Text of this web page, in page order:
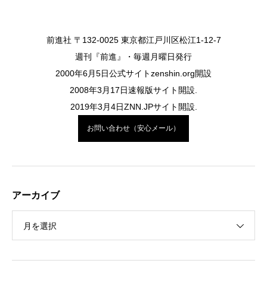
前進社 〒132-0025 東京都江戸川区松江1-12-7
週刊『前進』・毎週月曜日発行
2000年6月5日公式サイトzenshin.org開設
2008年3月17日速報版サイト開設.
2019年3月4日ZNN.JPサイト開設.
お問い合わせ（安心メール）
アーカイブ
月を選択